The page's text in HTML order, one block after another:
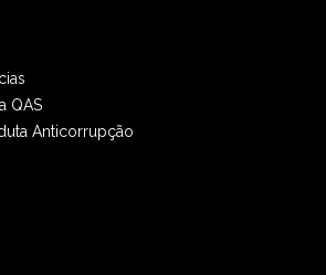
QAS
Anticorrupção